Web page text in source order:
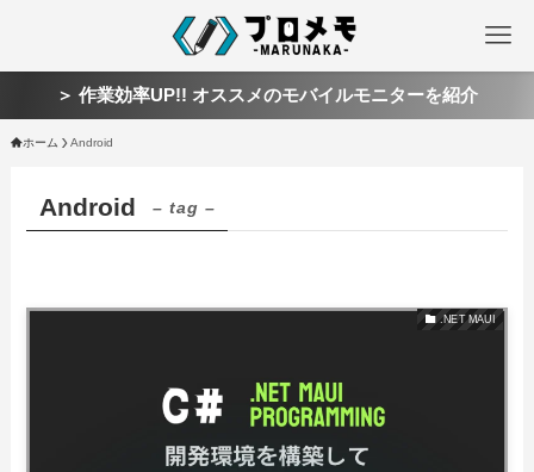
＞ 作業効率UP!! オススメのモバイルモニターを紹介
ホーム Android
Android – tag –
.NET MAUI